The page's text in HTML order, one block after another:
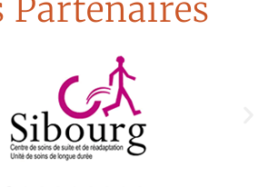
Partenaires